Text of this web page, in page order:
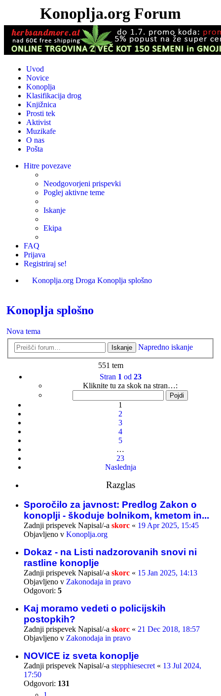
Konoplja.org Forum
Uvod
Novice
Konoplja
Klasifikacija drog
Knjižnica
Prosti tek
Aktivist
Muzikafe
O nas
Pošta
Hitre povezave
Neodgovorjeni prispevki
Poglej aktivne teme
Iskanje
Ekipa
FAQ
Prijava
Registriraj se!
Konoplja.org Droga Konoplja splošno
Konoplja splošno
Nova tema
Iskanje Napredno iskanje
551 tem
Stran 1 od 23
Kliknite tu za skok na stran…:
1
2
3
4
5
…
23
Naslednja
Razglas
Sporočilo za javnost: Predlog Zakon o
konoplji - škoduje bolnikom, kmetom in...
Zadnji prispevek Napisal/-a skorc « 19 Apr 2025, 15:45
Objavljeno v Konoplja.org
Dokaz - na Listi nadzorovanih snovi ni
rastline konoplje
Zadnji prispevek Napisal/-a skorc « 15 Jan 2025, 14:13
Objavljeno v Zakonodaja in pravo
Odgovori: 5
Kaj moramo vedeti o policijskih
postopkih?
Zadnji prispevek Napisal/-a skorc « 21 Dec 2018, 18:57
Objavljeno v Zakonodaja in pravo
NOVICE iz sveta konoplje
Zadnji prispevek Napisal/-a stepphiesecret « 13 Jul 2024,
17:50
Odgovori: 131